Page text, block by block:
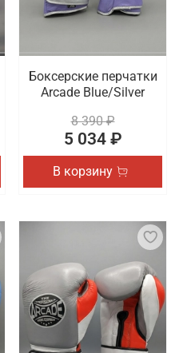
Боксерские перчатки
Arcade Blue/Silver
8 390 ₽
5 034 ₽
В корзину